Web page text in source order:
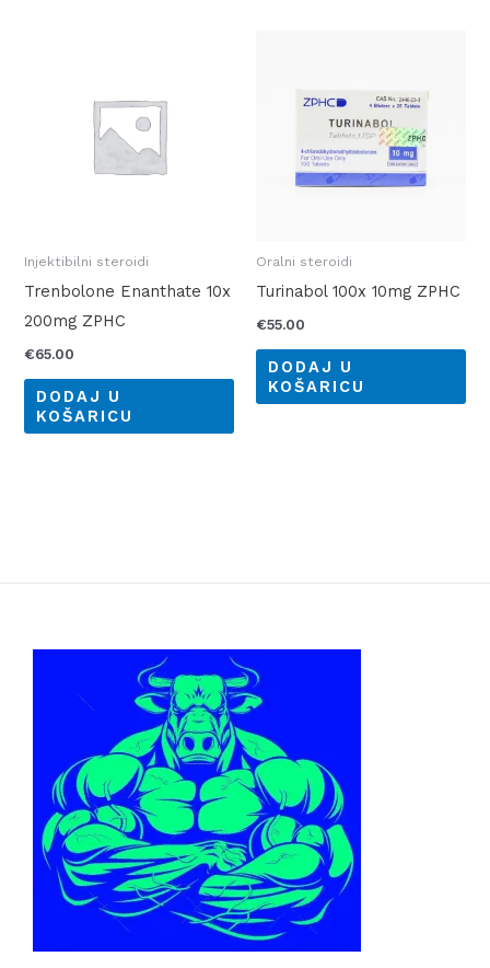
Injektibilni steroidi
Trenbolone Enanthate 10x
200mg ZPHC
€65.00
DODAJ U
KOŠARICU
Oralni steroidi
Turinabol 100x 10mg ZPHC
€55.00
DODAJ U
KOŠARICU